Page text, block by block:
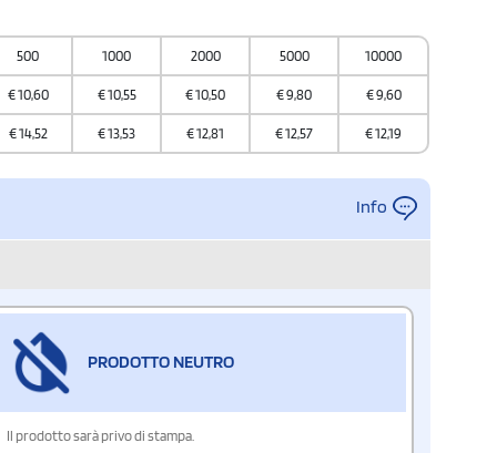
500 1000 2000 5000 10000
€10,60 €10,55 €10,50 €9,80 €9,60
€14,52 €13,53 €12,81 €12,57 €12,19
Info
PRODOTTO NEUTRO
Il prodotto sarà privo di stampa.